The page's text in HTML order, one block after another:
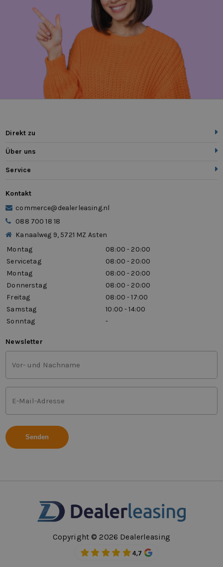
Direkt zu
Über uns
Service
Kontakt
commerce@dealerleasing.nl
088 700 18 18
Kanaalweg 9, 5721 MZ Asten
Montag
08:00 - 20:00
Servicetag
08:00 - 20:00
Montag
08:00 - 20:00
Donnerstag
08:00 - 20:00
Freitag
08:00 - 17:00
Samstag
10:00 - 14:00
Sonntag
-
Newsletter
Vor-
und
Nachname
(Erforderlich)
E-
Mail-
Adresse
(Erforderlich)
Copyright © 2026 Dealerleasing